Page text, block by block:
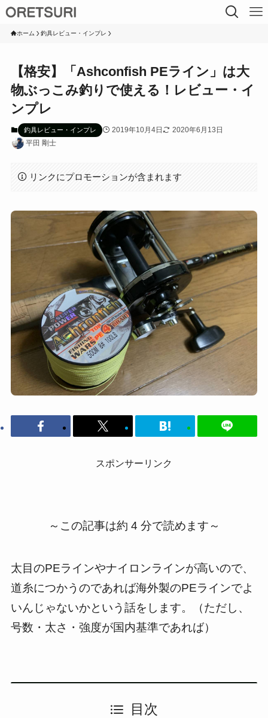
ホーム 釣具レビュー・インプレ
【格安】「Ashconfish PEライン」は大
物ぶっこみ釣りで使える！レビュー・イ
ンプレ
釣具レビュー・インプレ 2019年10月4日
2020年6月13日
平田 剛士
リンクにプロモーションが含まれます
スポンサーリンク
～この記事は約 4 分で読めます～
太目のPEラインやナイロンラインが高いので、
道糸につかうのであれば海外製のPEラインでよ
いんじゃないかという話をします。（ただし、
号数・太さ・強度が国内基準であれば）
目次